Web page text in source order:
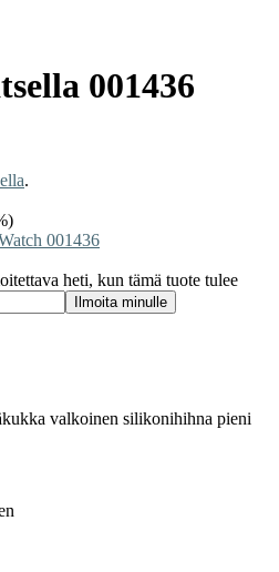
001436
.
001436
heti, kun tämä tuote tulee
valkoinen silikonihihna pieni